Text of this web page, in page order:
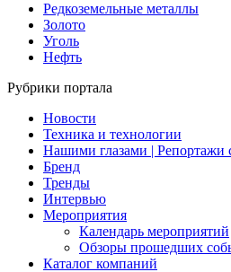
Редкоземельные металлы
Золото
Уголь
Нефть
Рубрики портала
Новости
Техника и технологии
Нашими глазами | Репортажи
Бренд
Тренды
Интервью
Мероприятия
Календарь мероприятий
Обзоры прошедших
Каталог компаний